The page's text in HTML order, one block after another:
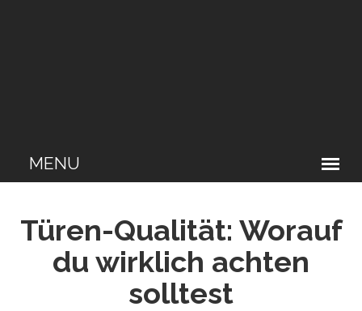
Türen-Qualität: Worauf
du wirklich achten
solltest